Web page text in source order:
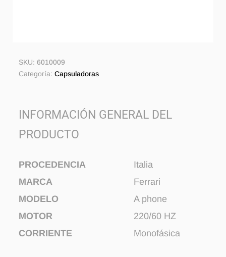
SKU: 6010009
Categoría: Capsuladoras
INFORMACIÓN GENERAL DEL
PRODUCTO
PROCEDENCIA
Italia
MARCA
Ferrari
MODELO
A phone
MOTOR
220/60 HZ
CORRIENTE
Monofásica